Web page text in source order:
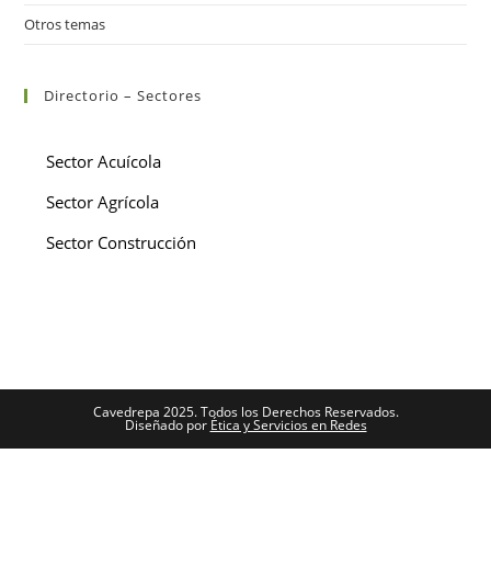
Otros temas
Directorio – Sectores
Sector Acuícola
Sector Agrícola
Sector Construcción
Cavedrepa 2025. Todos los Derechos Reservados.
Diseñado por Ética y Servicios en Redes